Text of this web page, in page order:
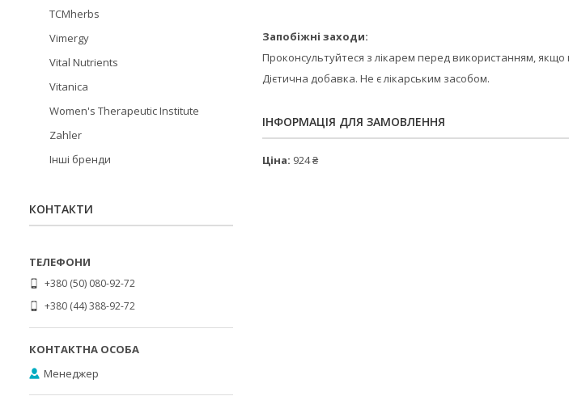
Запобіжні заходи:
Проконсультуйтеся з лікарем перед використанням,
Дієтична добавка. Не є лікарським засобом.
ІНФОРМАЦІЯ ДЛЯ ЗАМОВЛЕННЯ
Ціна: 924 ₴
TCMherbs
Vimergy
Vital Nutrients
Vitanica
Women's Therapeutic Institute
Zahler
Інші бренди
КОНТАКТИ
+380 (50) 080-92-72
+380 (44) 388-92-72
Менеджер